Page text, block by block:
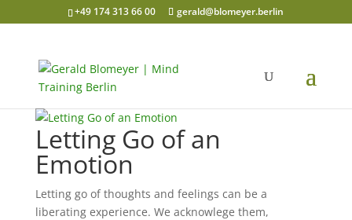
+49 174 313 66 00 gerald@blomeyer.berlin
Letting Go of an
Emotion
Letting go of thoughts and feelings can be a
liberating experience. We acknowlege them,